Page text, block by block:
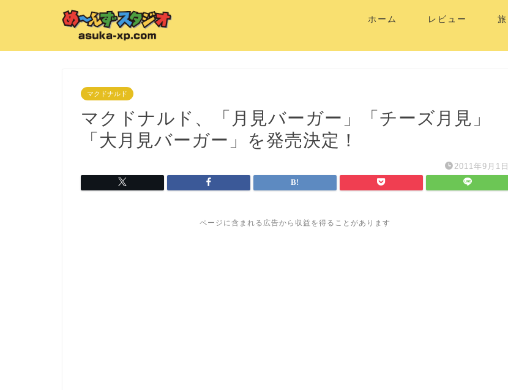
ホーム レビュー 旅
マクドナルド
マクドナルド、「月見バーガー」「チーズ月見」
「大月見バーガー」を発売決定！
2011年9月1日
ページに含まれる広告から収益を得ることがあります